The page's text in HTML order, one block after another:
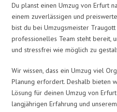
Du planst einen Umzug von Erfurt
einem zuverlässigen und
bist du bei Umzugsmeister
professionelles Team steht bereit,
und stressfrei wie möglich zu
Wir wissen, dass ein Umzug viel
Planung erfordert. Deshalb bieten
Lösung für deinen Umzug von
langjährigen Erfahrung und